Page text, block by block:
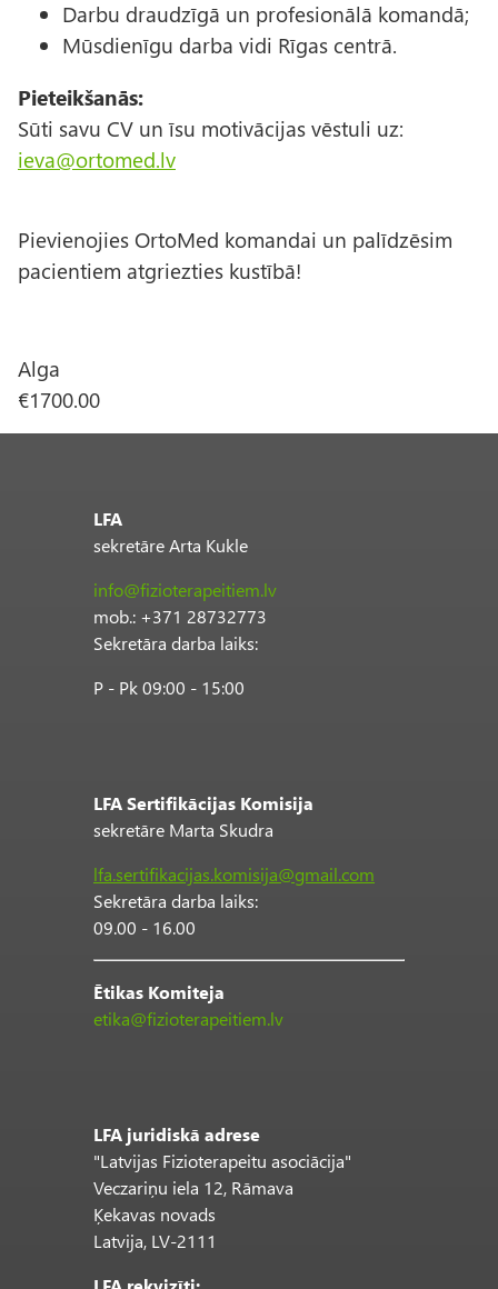
Darbu draudzīgā un profesionālā komandā;
Mūsdienīgu darba vidi Rīgas centrā.
Pieteikšanās:
Sūti savu CV un īsu motivācijas vēstuli uz:
ieva@ortomed.lv
Pievienojies OrtoMed komandai un palīdzēsim
pacientiem atgriezties kustībā!
Alga
€1700.00
LFA
sekretāre Arta Kukle
info@fizioterapeitiem.lv
mob.: +371 28732773
Sekretāra darba laiks:
P - Pk 09:00 - 15:00
LFA Sertifikācijas Komisija
sekretāre Marta Skudra
lfa.sertifikacijas.komisija@gmail.com
Sekretāra darba laiks:
09.00 - 16.00
Ētikas Komiteja
etika@fizioterapeitiem.lv
LFA juridiskā adrese
"Latvijas Fizioterapeitu asociācija"
Veczariņu iela 12, Rāmava
Ķekavas novads
Latvija, LV-2111